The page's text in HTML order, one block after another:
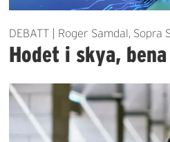
DEBATT | Roger Samdal, Sopra
Hodet i skya,